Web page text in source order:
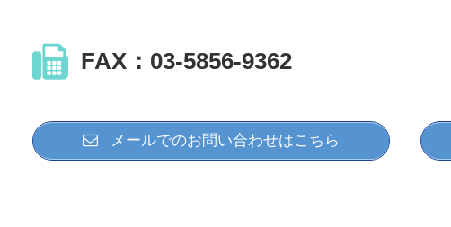
FAX：03-5856-9362
メールでのお問い合わせはこちら